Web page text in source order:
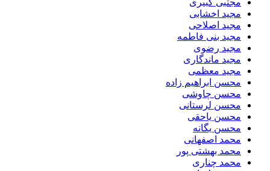
مجید اخشابی
مجید اصلاحی
مجید بنی فاطمه
مجید رضوی
مجید ماندگاری
مجید معظمی
محسن ابراهیم زاده
محسن چاوشی
محسن لرستانی
محسن یاحقی
محسن یگانه
محمد اصفهانی
محمد بهشتی پور
محمد چناری